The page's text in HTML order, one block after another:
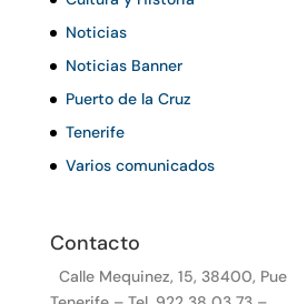
Noticias
Noticias Banner
Puerto de la Cruz
Tenerife
Varios comunicados
Contacto
Calle Mequinez, 15, 38400,